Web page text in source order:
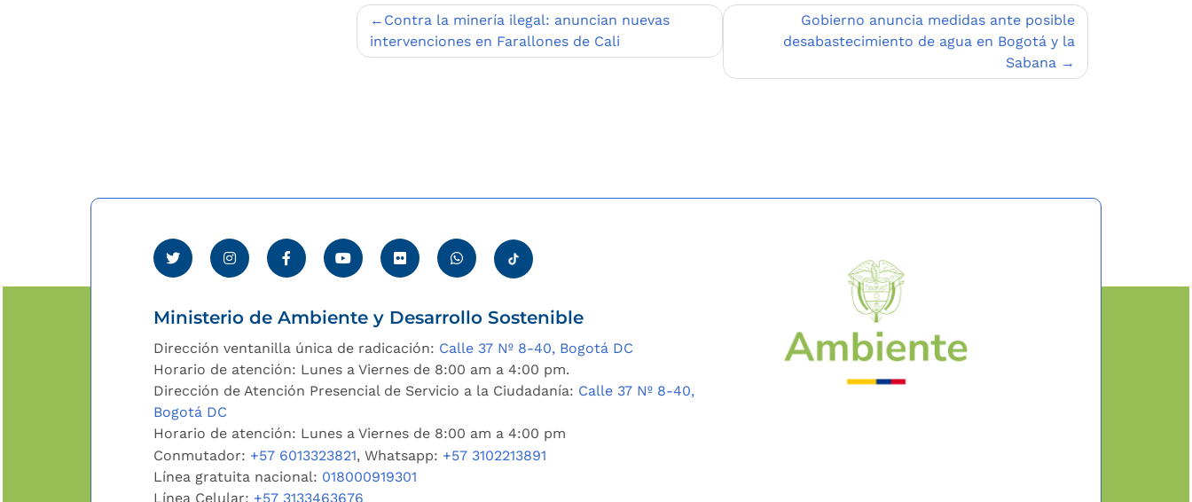
Navegación
de
Contra la minería ilegal: anuncian nuevas
intervenciones en Farallones de Cali
Gobierno anuncia medidas ante posible
desabastecimiento de agua en Bogotá y la
Sabana
Ministerio de Ambiente y Desarrollo Sostenible
Dirección ventanilla única de radicación: Calle 37 Nº 8-40, Bogotá DC
Horario de atención: Lunes a Viernes de 8:00 am a 4:00 pm.
Dirección de Atención Presencial de Servicio a la Ciudadanía: Calle 37 Nº 8-40,
Bogotá DC
Horario de atención: Lunes a Viernes de 8:00 am a 4:00 pm
Conmutador: +57 6013323821, Whatsapp: +57 3102213891
Línea gratuita nacional: 018000919301
Línea Celular: +57 3133463676